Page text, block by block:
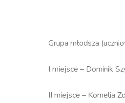
Grupa młodsza
I miejsce – Dominik
II miejsce – Kornelia